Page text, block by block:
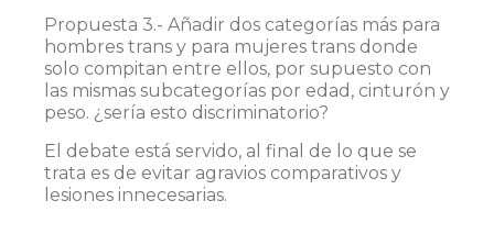
Propuesta 3.- Añadir dos categorías más para
hombres trans y para mujeres trans donde
solo compitan entre ellos, por supuesto con
las mismas subcategorías por edad, cinturón y
peso. ¿sería esto discriminatorio?
El debate está servido, al final de lo que se
trata es de evitar agravios comparativos y
lesiones innecesarias.